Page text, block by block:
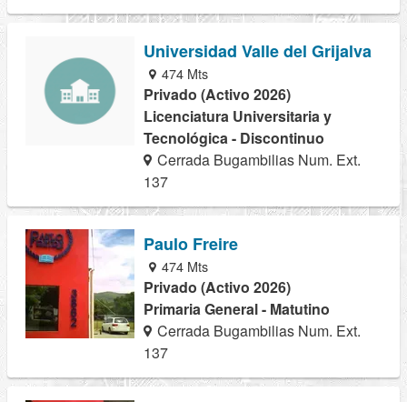
Universidad Valle del Grijalva
474 Mts
Privado (Activo 2026)
Licenciatura Universitaria y
Tecnológica - Discontinuo
Cerrada Bugambilias Num. Ext.
137
Paulo Freire
474 Mts
Privado (Activo 2026)
Primaria General - Matutino
Cerrada Bugambilias Num. Ext.
137